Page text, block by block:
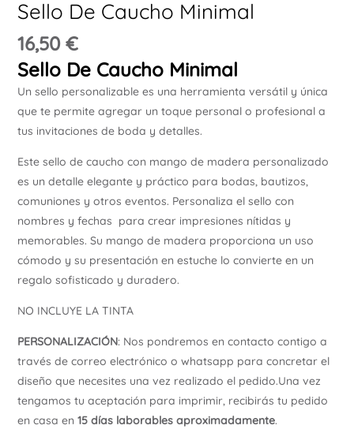
Sello De Caucho Minimal
16,50 €
Sello De Caucho Minimal
Un sello personalizable es una herramienta versátil y única
que te permite agregar un toque personal o profesional a
tus invitaciones de boda y detalles.
Este sello de caucho con mango de madera personalizado
es un detalle elegante y práctico para bodas, bautizos,
comuniones y otros eventos. Personaliza el sello con
nombres y fechas para crear impresiones nítidas y
memorables. Su mango de madera proporciona un uso
cómodo y su presentación en estuche lo convierte en un
regalo sofisticado y duradero.
NO INCLUYE LA TINTA
PERSONALIZACIÓN: Nos pondremos en contacto contigo a
través de correo electrónico o whatsapp para concretar el
diseño que necesites una vez realizado el pedido.Una vez
tengamos tu aceptación para imprimir, recibirás tu pedido
en casa en 15 días laborables aproximadamente.